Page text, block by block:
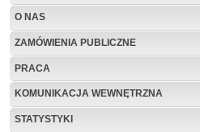
O NAS
ZAMÓWIENIA PUBLICZNE
PRACA
KOMUNIKACJA WEWNĘTRZNA
STATYSTYKI